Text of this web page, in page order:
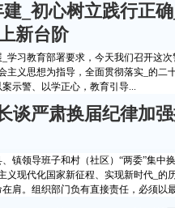
建_初心树立践行正
新台阶
学习教育部署要求，今天我们召开这
主义思想为指导，全面贯彻落实_的二
示警、以学正心，教育引导...
谈严肃换届纪律加
镇领导班子和村（社区）“两委”集中
义现代化国家新征程、实现新时代_的
肩。组织部门负有直接责任，必须以